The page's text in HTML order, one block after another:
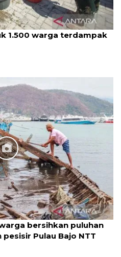
1.500 warga terdampak
bersihkan puluhan
Pulau Bajo NTT